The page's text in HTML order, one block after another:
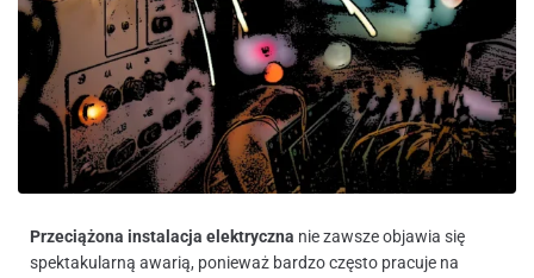
Przeciążona instalacja elektryczna nie zawsze objawia się
spektakularną awarią, ponieważ bardzo często pracuje na